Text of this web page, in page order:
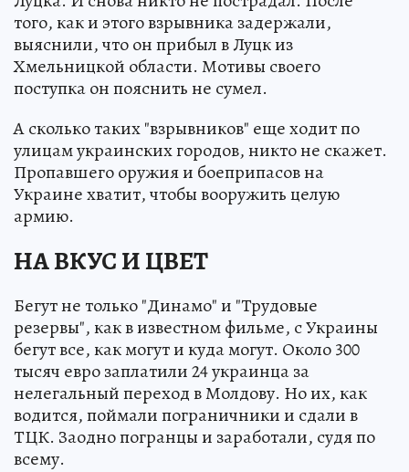
того, как и этого взрывника задержали,
выяснили, что он прибыл в Луцк из
Хмельницкой области. Мотивы своего
поступка он пояснить не сумел.
А сколько таких "взрывников" еще ходит по
улицам украинских городов, никто не скажет.
Пропавшего оружия и боеприпасов на
Украине хватит, чтобы вооружить целую
армию.
НА ВКУС И ЦВЕТ
Бегут не только "Динамо" и "Трудовые
резервы", как в известном фильме, с Украины
бегут все, как могут и куда могут. Около 300
тысяч евро заплатили 24 украинца за
нелегальный переход в Молдову. Но их, как
водится, поймали пограничники и сдали в
ТЦК. Заодно погранцы и заработали, судя по
всему.